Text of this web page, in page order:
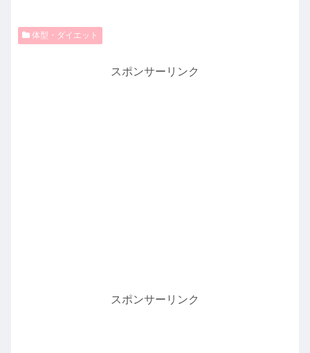
体型・ダイエット
スポンサーリンク
スポンサーリンク